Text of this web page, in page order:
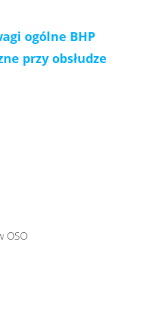
ogólne BHP
przy obsłudze
OSO